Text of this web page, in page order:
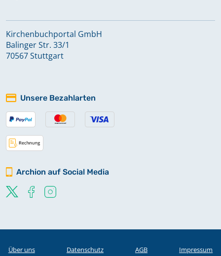
Kirchenbuchportal GmbH
Balinger Str. 33/1
70567 Stuttgart
Unsere Bezahlarten
Archion auf Social Media
Über uns Datenschutz AGB Impressum